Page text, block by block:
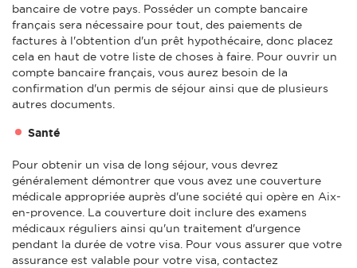
bancaire de votre pays. Posséder un compte bancaire
français sera nécessaire pour tout, des paiements de
factures à l'obtention d'un prêt hypothécaire, donc placez
cela en haut de votre liste de choses à faire. Pour ouvrir un
compte bancaire français, vous aurez besoin de la
confirmation d'un permis de séjour ainsi que de plusieurs
autres documents.
Santé
Pour obtenir un visa de long séjour, vous devrez
généralement démontrer que vous avez une couverture
médicale appropriée auprès d'une société qui opère en Aix-
en-provence. La couverture doit inclure des examens
médicaux réguliers ainsi qu'un traitement d'urgence
pendant la durée de votre visa. Pour vous assurer que votre
assurance est valable pour votre visa, contactez